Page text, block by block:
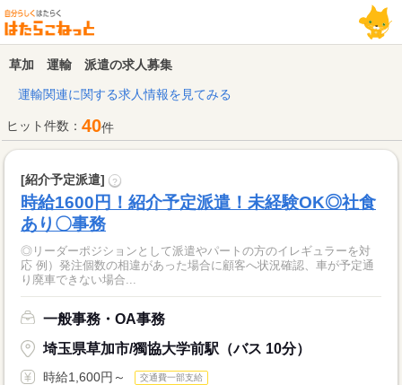
草加 運輸 派遣の求人募集
運輸関連に関する求人情報を見てみる
ヒット件数： 40件
[紹介予定派遣] ?
時給1600円！紹介予定派遣！未経験OK◎社食
あり〇事務
◎リーダーポジションとして派遣やパートの方のイレギュラーを対
応 例）発注個数の相違があった場合に顧客へ状況確認、車が予定通
り廃車できない場合...
一般事務・OA事務
埼玉県草加市/獨協大学前駅（バス 10分）
時給1,600円～ 交通費一部支給